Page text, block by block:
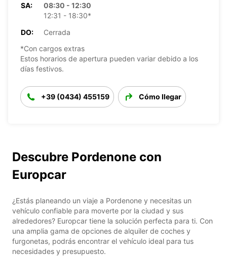
SA:
08:30 - 12:30
12:31 - 18:30*
DO:
Cerrada
*Con cargos extras
Estos horarios de apertura pueden variar debido a los
días festivos.
+39 (0434) 455159 Cómo llegar
Descubre Pordenone con
Europcar
¿Estás planeando un viaje a Pordenone y necesitas un
vehículo confiable para moverte por la ciudad y sus
alrededores? Europcar tiene la solución perfecta para ti. Con
una amplia gama de opciones de alquiler de coches y
furgonetas, podrás encontrar el vehículo ideal para tus
necesidades y presupuesto.